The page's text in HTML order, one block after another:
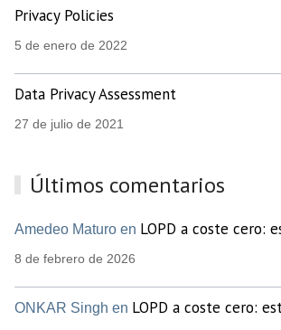
Privacy Policies
5 de enero de 2022
Data Privacy Assessment
27 de julio de 2021
Últimos comentarios
Amedeo Maturo en LOPD a coste cero:
8 de febrero de 2026
ONKAR Singh en LOPD a coste cero: